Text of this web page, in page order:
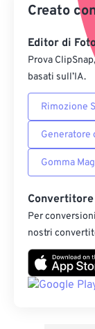
Creato
Editor di
Prova
basati sull’IA.
Rimozione
Generatore
Gomma
Per
nostri